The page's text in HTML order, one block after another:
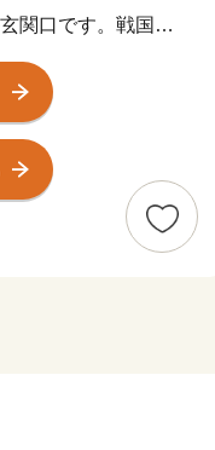
関口です。戦国時
東京駅の設計でも
ガ館」をはじめと
心市街地に点在す
「わんこそば」、
として観光客にも